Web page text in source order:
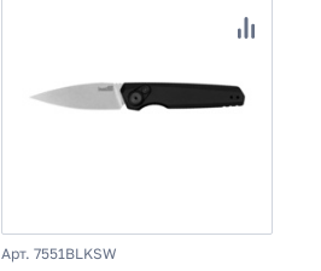
Арт. 7551BLKSW